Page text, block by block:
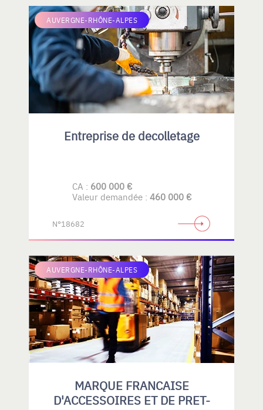
AUVERGNE-RHÔNE-ALPES
Entreprise de decolletage
CA : 600 000 €
Valeur demandée : 460 000 €
N°18682
AUVERGNE-RHÔNE-ALPES
MARQUE FRANCAISE
D'ACCESSOIRES ET DE PRET-